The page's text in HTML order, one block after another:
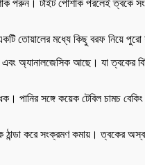
পরুন। টাইট পোশাক পরলেই ত্বকে
তোয়ালের মধ্যে কিছু বরফ নিয়ে পুরো
অ্যানালজেসিক আছে। যা
পানির সঙ্গে কয়েক টেবিল চামচ
করে সংক্রমণ কমায়। ত্বকের